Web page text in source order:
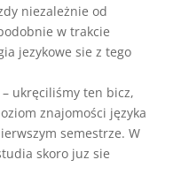
niezależnie od
w trakcie
jezykowe sie z tego
ukręciliśmy ten bicz,
znajomości języka
semestrze. W
skoro juz sie